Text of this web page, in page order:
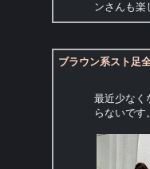
ンさんも楽
ブラウン系スト足
最近少なく
らないです。